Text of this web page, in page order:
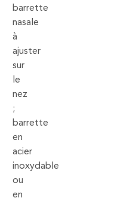
barrette
nasale
à
ajuster
sur
le
nez
;
barrette
en
acier
inoxydable
ou
en